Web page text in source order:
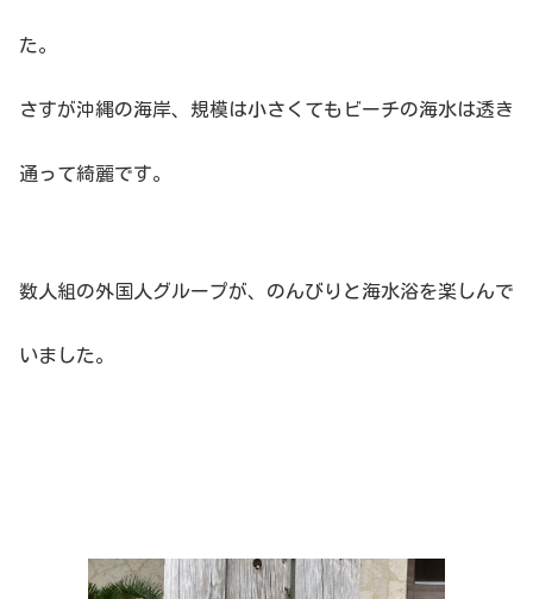
た。
さすが沖縄の海岸、規模は小さくてもビーチの海水は透き
通って綺麗です。
数人組の外国人グループが、のんびりと海水浴を楽しんで
いました。